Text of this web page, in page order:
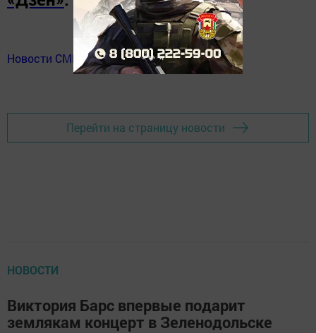
Новости СМИ2
Перейти на страницу новости
НОВОСТИ
Виктория Барс впервые подарит
землякам концерт в Зеленодольске